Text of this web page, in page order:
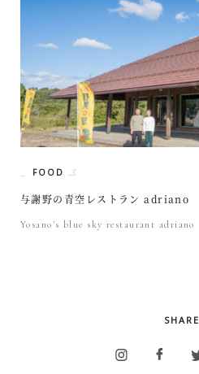
FOOD
与謝野の青空レストラン adriano
Yosano's blue sky restaurant adriano
SHARE